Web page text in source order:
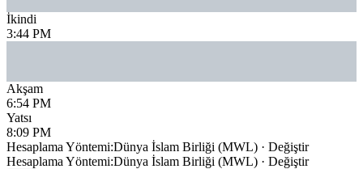
İkindi
3:44 PM
Akşam
6:54 PM
Yatsı
8:09 PM
Hesaplama Yöntemi:Dünya İslam Birliği (MWL) · Değiştir
Hesaplama Yöntemi:Dünya İslam Birliği (MWL) · Değiştir